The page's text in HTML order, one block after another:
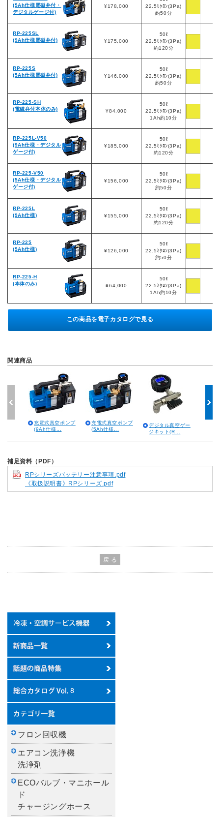
(5Ah仕様電磁弁付・
デジタルゲージ付)
¥178,000
22.5ﾐｸﾛﾝ(3Pa)
約50分
RP-225SL
(9Ah仕様電磁弁付)
¥175,000
50ℓ
22.5ﾐｸﾛﾝ(3Pa)
約120分
RP-225S
(5Ah仕様電磁弁付)
¥146,000
50ℓ
22.5ﾐｸﾛﾝ(3Pa)
約50分
RP-225-SH
(電磁弁付本体のみ)
¥84,000
50ℓ
22.5ﾐｸﾛﾝ(3Pa)
1Ah約10分
RP-225L-V50
(9Ah仕様・デジタル
ゲージ付)
¥185,000
50ℓ
22.5ﾐｸﾛﾝ(3Pa)
約120分
RP-225-V50
(5Ah仕様・デジタル
ゲージ付)
¥156,000
50ℓ
22.5ﾐｸﾛﾝ(3Pa)
約50分
RP-225L
(9Ah仕様)
¥155,000
50ℓ
22.5ﾐｸﾛﾝ(3Pa)
約120分
RP-225
(5Ah仕様)
¥126,000
50ℓ
22.5ﾐｸﾛﾝ(3Pa)
約50分
RP-225-H
(本体のみ)
¥64,000
50ℓ
22.5ﾐｸﾛﾝ(3Pa)
1Ah約10分
この商品を電子カタログで見る
関連商品
充電式真空ポンプ
(9Ah仕様...
充電式真空ポンプ
(5Ah仕様...
デジタル真空ゲー
ジキット(R...
補足資料（PDF）
RPシリーズバッテリー注意事項.pdf
《取扱説明書》RPシリーズ.pdf
戻 る
フロン回収機
エアコン洗浄機
洗浄剤
ECOバルブ・マニホール
ド
チャージングホース